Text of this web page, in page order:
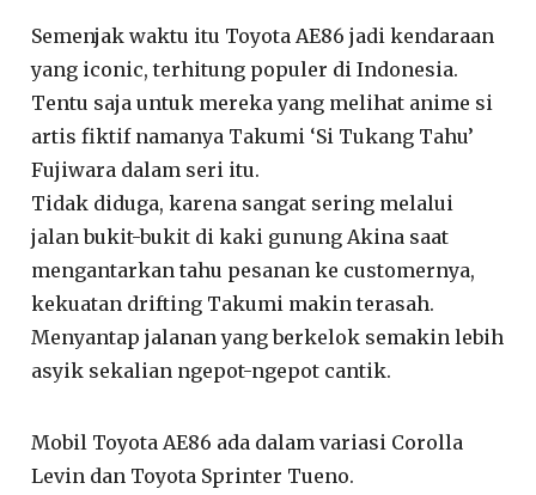
Semenjak waktu itu Toyota AE86 jadi kendaraan
yang iconic, terhitung populer di Indonesia.
Tentu saja untuk mereka yang melihat anime si
artis fiktif namanya Takumi ‘Si Tukang Tahu’
Fujiwara dalam seri itu.
Tidak diduga, karena sangat sering melalui
jalan bukit-bukit di kaki gunung Akina saat
mengantarkan tahu pesanan ke customernya,
kekuatan drifting Takumi makin terasah.
Menyantap jalanan yang berkelok semakin lebih
asyik sekalian ngepot-ngepot cantik.
Mobil Toyota AE86 ada dalam variasi Corolla
Levin dan Toyota Sprinter Tueno.